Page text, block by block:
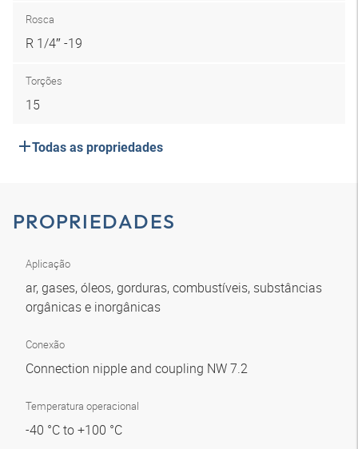
Rosca
R 1/4″ -19
Torções
15
Todas as propriedades
PROPRIEDADES
Aplicação
ar, gases, óleos, gorduras, combustíveis, substâncias
orgânicas e inorgânicas
Conexão
Connection nipple and coupling NW 7.2
Temperatura operacional
-40 °C to +100 °C